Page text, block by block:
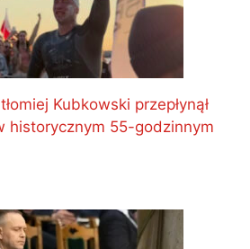
Kubkowski przepłynął
historycznym 55-godzinnym